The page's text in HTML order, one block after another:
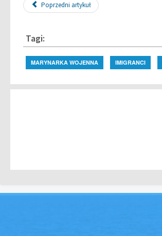
Poprzedni artykuł
Tagi:
MARYNARKA WOJENNA IMIGRANCI